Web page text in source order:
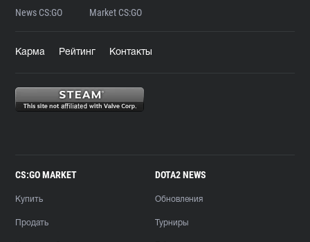
News CS:GO Market CS:GO
Карма Рейтинг Контакты
CS:GO MARKET
Купить
Продать
DOTA2 NEWS
Обновления
Турниры